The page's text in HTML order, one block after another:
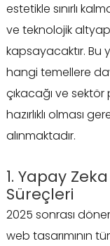
estetikle sınırlı
ve teknolojik
kapsayacaktır. Bu
hangi temellere
çıkacağı ve
hazırlıklı olması
alınmaktadır.
1. Yapay
Süreçleri
2025 sonrası
web tasarımının